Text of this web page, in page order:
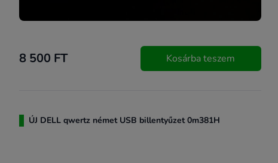
8 500 FT Kosárba teszem
ÚJ DELL qwertz német USB billentyűzet 0m381H